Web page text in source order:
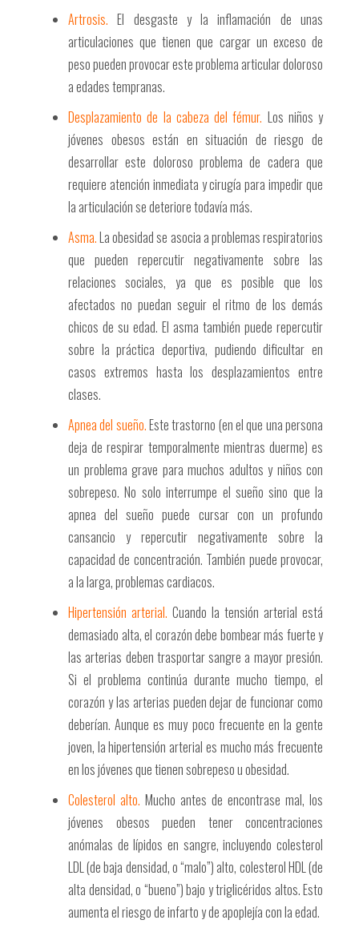
Artrosis. El desgaste y la inflamación de unas
articulaciones que tienen que cargar un exceso de
peso pueden provocar este problema articular doloroso
a edades tempranas.
Desplazamiento de la cabeza del fémur. Los niños y
jóvenes obesos están en situación de riesgo de
desarrollar este doloroso problema de cadera que
requiere atención inmediata y cirugía para impedir que
la articulación se deteriore todavía más.
Asma.La obesidad se asocia a problemas respiratorios
que pueden repercutir negativamente sobre las
relaciones sociales, ya que es posible que los
afectados no puedan seguir el ritmo de los demás
chicos de su edad. El asma también puede repercutir
sobre la práctica deportiva, pudiendo dificultar en
casos extremos hasta los desplazamientos entre
clases.
Apnea del sueño.Este trastorno (en el que una persona
deja de respirar temporalmente mientras duerme) es
un problema grave para muchos adultos y niños con
sobrepeso. No solo interrumpe el sueño sino que la
apnea del sueño puede cursar con un profundo
cansancio y repercutir negativamente sobre la
capacidad de concentración. También puede provocar,
a la larga, problemas cardiacos.
Hipertensión arterial. Cuando la tensión arterial está
demasiado alta, el corazón debe bombear más fuerte y
las arterias deben trasportar sangre a mayor presión.
Si el problema continúa durante mucho tiempo, el
corazón y las arterias pueden dejar de funcionar como
deberían. Aunque es muy poco frecuente en la gente
joven, la hipertensión arterial es mucho más frecuente
en los jóvenes que tienen sobrepeso u obesidad.
Colesterol alto. Mucho antes de encontrase mal, los
jóvenes obesos pueden tener concentraciones
anómalas de lípidos en sangre, incluyendo colesterol
LDL (de baja densidad, o “malo”) alto, colesterol HDL (de
alta densidad, o “bueno”) bajo y triglicéridos altos. Esto
aumenta el riesgo de infarto y de apoplejía con la edad.